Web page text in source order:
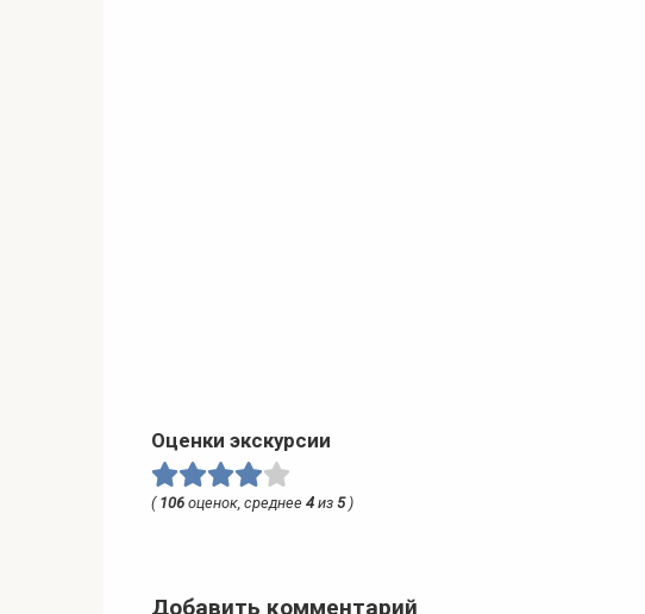
Оценки экскурсии
( 106 оценок, среднее 4 из 5)
Добавить комментарий